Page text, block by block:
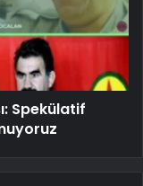
Spekülatif